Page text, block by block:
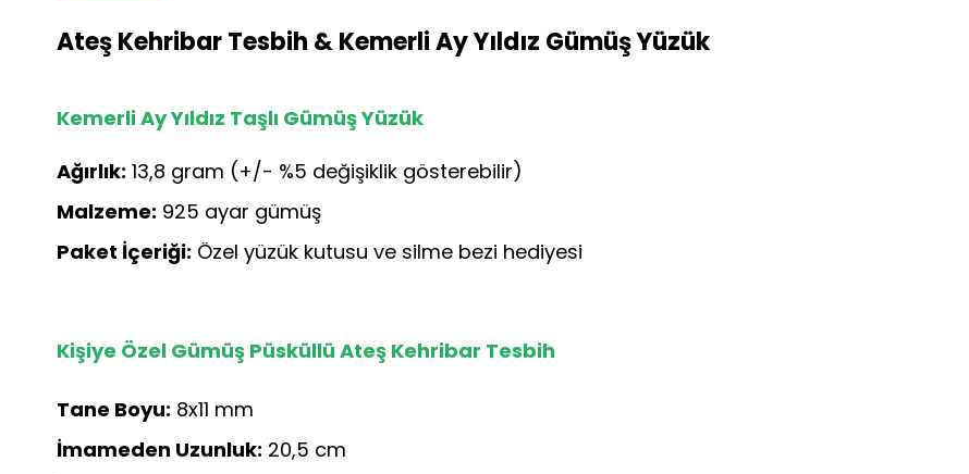
Ateş Kehribar Tesbih & Kemerli Ay Yıldız Gümüş Yüzük
Kemerli Ay Yıldız Taşlı Gümüş Yüzük
Ağırlık: 13,8 gram (+/- %5 değişiklik gösterebilir)
Malzeme: 925 ayar gümüş
Paket İçeriği: Özel yüzük kutusu ve silme bezi hediyesi
Kişiye Özel Gümüş Püsküllü Ateş Kehribar Tesbih
Tane Boyu: 8x11 mm
İmameden Uzunluk: 20,5 cm